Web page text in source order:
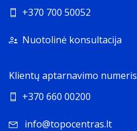
+370 700 50052
Nuotolinė konsultacija
Klientų aptarnavimo numeris
+370 660 00200
info@topocentras.lt